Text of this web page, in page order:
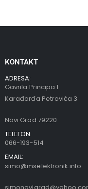
KONTAKT
ADRESA:
Gavrila Principa 1
Karađorđa Petrovića 3
Novi Grad 79220
TELEFON:
066-193-514
EMAIL:
simo@mselektronik.info